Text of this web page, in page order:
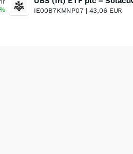
% IE00B7KMNP07 | 43,06 EUR